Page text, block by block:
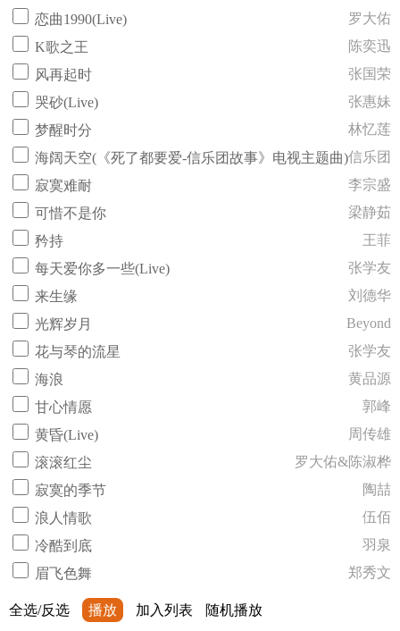
恋曲1990(Live)
罗大佑
K歌之王
陈奕迅
风再起时
张国荣
哭砂(Live)
张惠妹
梦醒时分
林忆莲
海阔天空(《死了都要爱-信乐团故事》电视主题曲)信乐团
寂寞难耐
李宗盛
可惜不是你
梁静茹
矜持
王菲
每天爱你多一些(Live)
张学友
来生缘
刘德华
光辉岁月
Beyond
花与琴的流星
张学友
海浪
黄品源
甘心情愿
郭峰
黄昏(Live)
周传雄
滚滚红尘
罗大佑&陈淑桦
寂寞的季节
陶喆
浪人情歌
伍佰
冷酷到底
羽泉
眉飞色舞
郑秀文
全选/反选 播放 加入列表 随机播放